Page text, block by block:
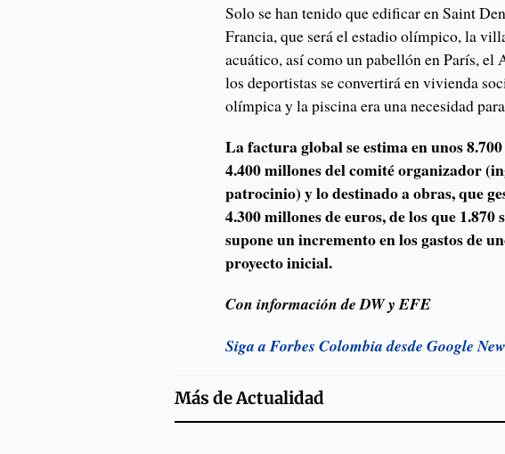
Solo se han tenido que edificar en Saint
Francia, que será el estadio olímpico, la
acuático, así como un pabellón en París, el
los deportistas se convertirá en vivienda
olímpica y la piscina era una necesidad
La factura global se estima en unos
4.400 millones del comité organizador
patrocinio) y lo destinado a obras, que
4.300 millones de euros, de los que
supone un incremento en los gastos de
proyecto inicial.
Con información de DW y EFE
Siga a Forbes Colombia desde Google
Más deActualidad